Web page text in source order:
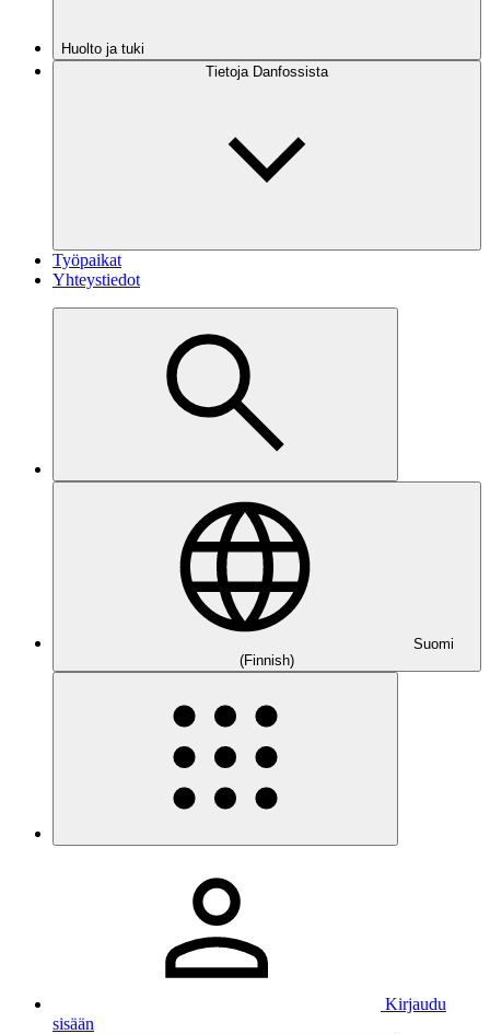
Huolto ja tuki
Tietoja Danfossista
Työpaikat
Yhteystiedot
Suomi
(Finnish)
Kirjaudu
sisään